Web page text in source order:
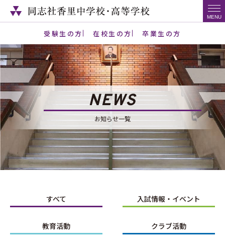
受験生の方 在校生の方 卒業生の方
NEWS
お知らせ一覧
すべて 入試情報・イベント
教育活動 クラブ活動